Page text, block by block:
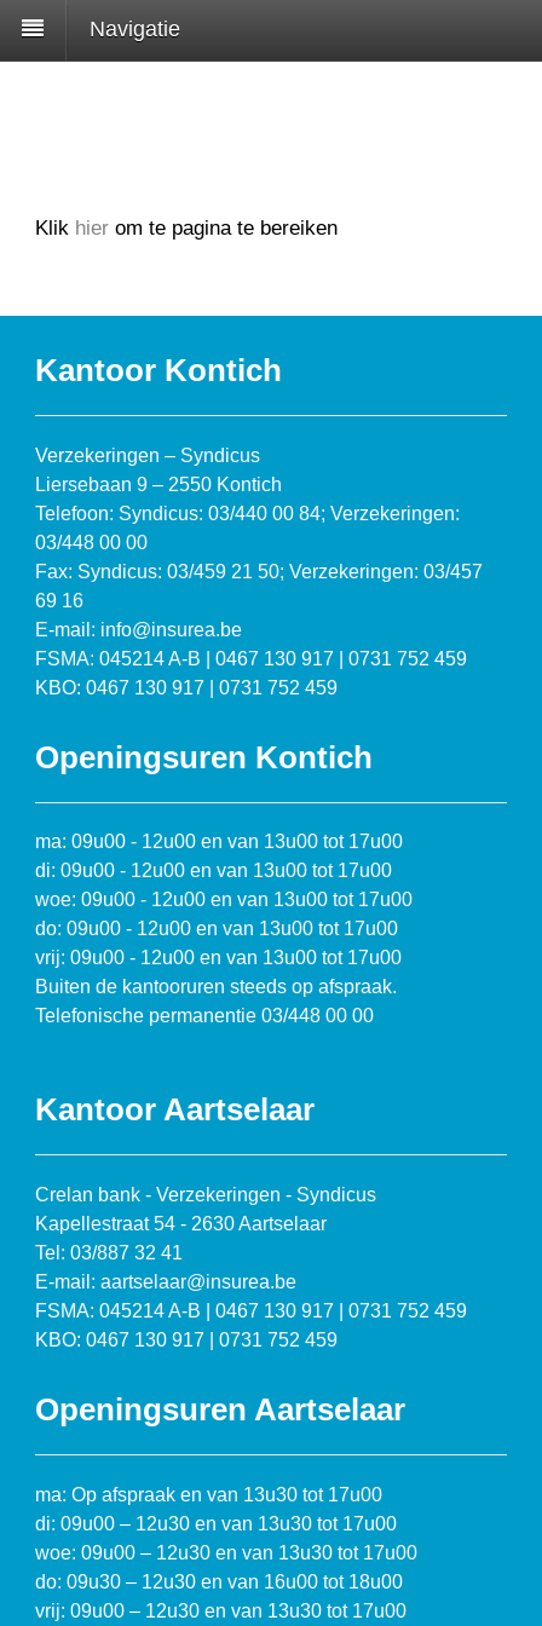
Navigatie
Klik hier om te pagina te bereiken
Kantoor Kontich
Verzekeringen – Syndicus
Liersebaan 9 – 2550 Kontich
Telefoon: Syndicus: 03/440 00 84; Verzekeringen:
03/448 00 00
Fax: Syndicus: 03/459 21 50; Verzekeringen: 03/457
69 16
E-mail: info@insurea.be
FSMA: 045214 A-B | 0467 130 917 | 0731 752 459
KBO: 0467 130 917 | 0731 752 459
Openingsuren Kontich
ma: 09u00 - 12u00 en van 13u00 tot 17u00
di: 09u00 - 12u00 en van 13u00 tot 17u00
woe: 09u00 - 12u00 en van 13u00 tot 17u00
do: 09u00 - 12u00 en van 13u00 tot 17u00
vrij: 09u00 - 12u00 en van 13u00 tot 17u00
Buiten de kantooruren steeds op afspraak.
Telefonische permanentie 03/448 00 00
Kantoor Aartselaar
Crelan bank - Verzekeringen - Syndicus
Kapellestraat 54 - 2630 Aartselaar
Tel: 03/887 32 41
E-mail: aartselaar@insurea.be
FSMA: 045214 A-B | 0467 130 917 | 0731 752 459
KBO: 0467 130 917 | 0731 752 459
Openingsuren Aartselaar
ma: Op afspraak en van 13u30 tot 17u00
di: 09u00 – 12u30 en van 13u30 tot 17u00
woe: 09u00 – 12u30 en van 13u30 tot 17u00
do: 09u30 – 12u30 en van 16u00 tot 18u00
vrij: 09u00 – 12u30 en van 13u30 tot 17u00